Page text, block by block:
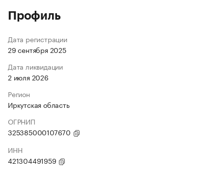
Профиль
Дата регистрации
29 сентября 2025
Дата ликвидации
2 июля 2026
Регион
Иркутская область
ОГРНИП
325385000107670
ИНН
421304491959